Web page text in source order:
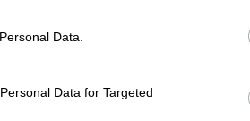
Data.
Data for Targeted
de la reforma del
de la práctica de
la sentencia considera que